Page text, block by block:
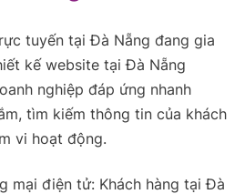
tuyến tại Đà Nẵng đang gia
kế website tại Đà Nẵng
nghiệp đáp ứng nhanh
tìm kiếm thông tin của khách
vi hoạt động.
mại điện tử: Khách hàng tại Đà